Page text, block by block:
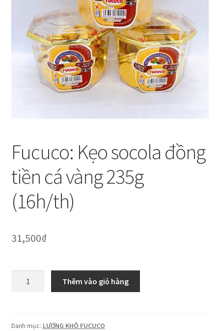
Thanh toán
Về chúng tôi
Fucuco: Kẹo socola đồng
tiền cá vàng 235g
(16h/th)
31,500₫
tiền
Thêm vào giỏ hàng
Danh mục: LƯƠNG KHÔ FUCUCO